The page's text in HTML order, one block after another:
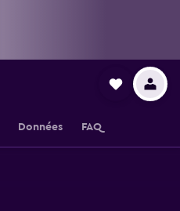
Données FAQ